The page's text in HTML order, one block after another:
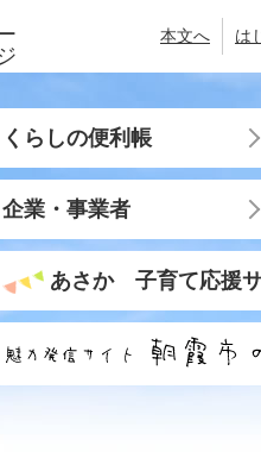
本文へ は
くらしの便利帳
企業・事業者
あさか 子育て応援